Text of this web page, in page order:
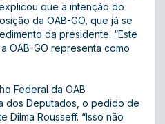
que a intenção do
da OAB-GO, que já se
da presidente. “Este
OAB-GO representa como
Federal da OAB
dos Deputados, o pedido de
Dilma Rousseff. “Isso não